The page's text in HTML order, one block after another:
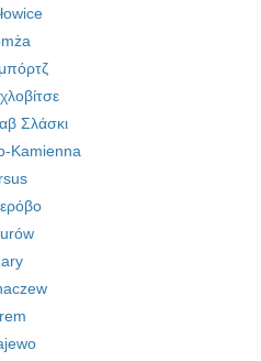
Σλάσκι
Kamienna